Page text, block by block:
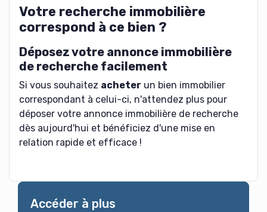
Votre recherche immobilière
correspond à ce bien ?
Déposez votre annonce immobilière
de recherche facilement
Si vous souhaitez acheter un bien immobilier
correspondant à celui-ci, n'attendez plus pour
déposer votre annonce immobilière de recherche
dès aujourd'hui et bénéficiez d'une mise en
relation rapide et efficace !
Accéder à plus